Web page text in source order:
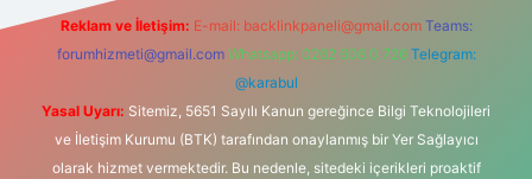
Reklam ve İletişim: E-mail: backlinkpaneli@gmail.com Teams:
forumhizmeti@gmail.com Whatsapp: 0262 606 0 726 Telegram:
@karabul
Yasal Uyarı: Sitemiz, 5651 Sayılı Kanun gereğince Bilgi Teknolojileri
ve İletişim Kurumu (BTK) tarafından onaylanmış bir Yer Sağlayıcı
olarak hizmet vermektedir. Bu nedenle, sitedeki içerikleri proaktif